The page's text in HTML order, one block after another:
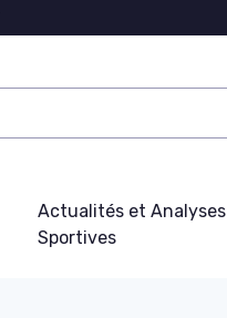
Actualités et Analyses
Sportives